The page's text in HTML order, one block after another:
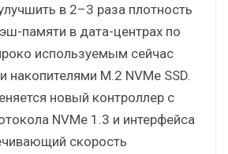
в 2–3 раза плотность
памяти в дата-центрах по
используемым сейчас
накопителями M.2 NVMe SSD.
новый контроллер с
NVMe 1.3 и интерфейса
скорость